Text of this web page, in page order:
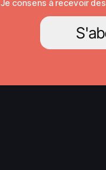
Je consens à recevoir